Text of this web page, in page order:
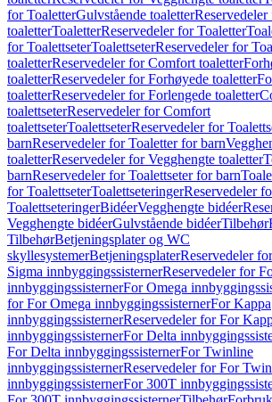
for ToaletterGulvstående toaletter
toaletterToaletterReservedeler for Toaletter
for ToalettseterToalettseterReservedeler for
toaletterReservedeler for Comfort toaletter
toaletterReservedeler for Forhøyede toaletter
toaletterReservedeler for Forlengede toaletter
toalettseterReservedeler for Comfort
toalettseterToalettseterReservedeler for
barnReservedeler for Toaletter for barn
toaletterReservedeler for Vegghengte toaletter
barnReservedeler for Toalettseter for barn
for ToalettseterToalettseteringerReservedeler
ToalettseteringerBidéerVegghengte bidéer
Vegghengte bidéerGulvstående bidéerTilbehør
TilbehørBetjeningsplater og WC
skyllesystemerBetjeningsplaterReservedeler
Sigma innbyggingssisternerReservedeler for
innbyggingssisternerFor Omega
for For Omega innbyggingssisternerFor Kappa
innbyggingssisternerReservedeler for For
innbyggingssisternerFor Delta
For Delta innbyggingssisternerFor Twinline
innbyggingssisternerReservedeler for For
innbyggingssisternerFor 300T